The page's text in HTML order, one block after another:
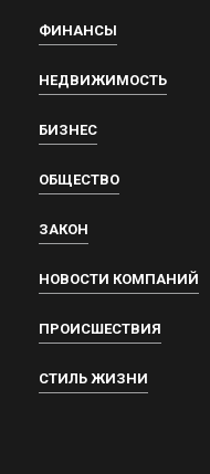
ФИНАНСЫ
НЕДВИЖИМОСТЬ
БИЗНЕС
ОБЩЕСТВО
ЗАКОН
НОВОСТИ КОМПАНИЙ
ПРОИСШЕСТВИЯ
СТИЛЬ ЖИЗНИ